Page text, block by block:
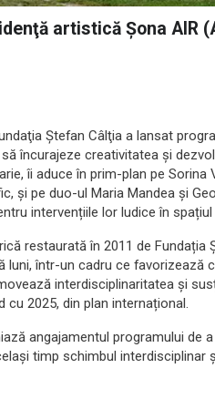
artistică Şona AIR
Ştefan Câlţia a lansat
încurajeze creativitatea și
îi aduce în prim-plan pe
și pe duo-ul Maria Mandea și
intervențiile lor ludice în spațiul
restaurată în 2011 de Fundația
într-un cadru ce favorizează
interdisciplinaritatea și
cu 2025, din plan internațional.
angajamentul programului de
timp schimbul interdisciplinar